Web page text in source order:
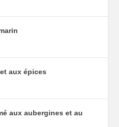
aux épices
aux aubergines et au